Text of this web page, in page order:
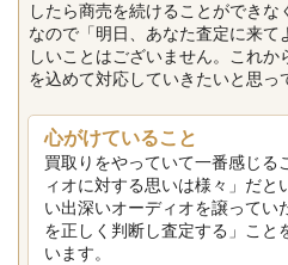
したら商売を続けることができな
なので「明日、あなた査定に来
しいことはございません。これ
を込めて対応していきたいと思っ
心がけていること
買取りをやっていて一番感じる
ィオに対する思いは様々」だと
い出深いオーディオを譲ってい
を正しく判断し査定する」こと
います。